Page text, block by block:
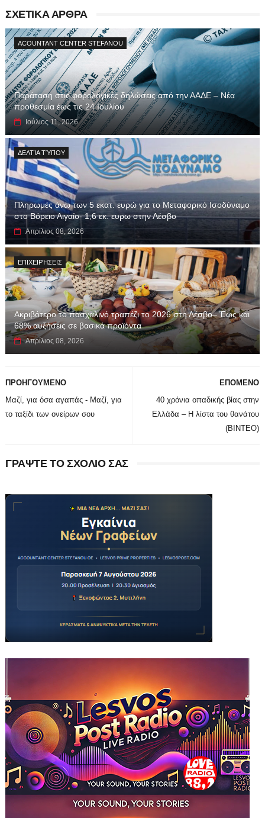
ΣΧΕΤΙΚΑ ΑΡΘΡΑ
ACOUNTANT CENTER STEFANOU
Παράταση στις φορολογικές δηλώσεις από την ΑΑΔΕ – Νέα
προθεσμία έως τις 24 Ιουλίου
Ιούλιος 11, 2026
ΔΕΛΤΊΑ ΤΎΠΟΥ
Πληρωμές άνω των 5 εκατ. ευρώ για το Μεταφορικό Ισοδύναμο
στο Βόρειο Αιγαίο- 1,6 εκ. ευρω στην Λέσβο
Απρίλιος 08, 2026
ΕΠΙΧΕΙΡΉΣΕΙΣ
Ακριβότερο το πασχαλινό τραπέζι το 2026 στη Λέσβο– Έως και
68% αυξήσεις σε βασικά προϊόντα
Απρίλιος 08, 2026
ΕΠΟΜΕΝΟ
40 χρόνια οπαδικής βίας στην
Ελλάδα – Η λίστα του θανάτου
(BINTEO)
ΠΡΟΗΓΟΥΜΕΝΟ
Μαζί, για όσα αγαπάς - Μαζί, για
το ταξίδι των ονείρων σου
ΓΡΑΨΤΕ ΤΟ ΣΧΟΛΙΟ ΣΑΣ